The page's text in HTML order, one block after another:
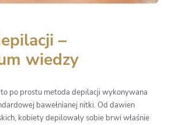
–
wiedzy
po prostu metoda depilacji wykonywana
bawełnianej nitki. Od dawien
kobiety depilowały sobie brwi właśnie